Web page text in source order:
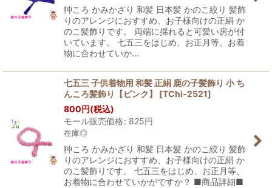
狆ころ かみかざり 和髪 日本髪 かのこ絞り 髪飾
りのアレンジにおすすめ、お子様向けの正絹 か
のこ髪飾りです。 両端に揺れると可愛い房が付
いています。 七五三をはじめ、お正月等、お着
物に合わせていか…
七五三 子供着物用 和髪 正絹 鹿の子髪飾り 小 ち
んころ髪飾り【ピンク】
[TChi-2521]
800円(税込)
モール販売価格: 825円
在庫◎
狆ころ かみかざり 和髪 日本髪 かのこ絞り 髪飾
りのアレンジにおすすめ、お子様向けの正絹 か
のこ髪飾りです。 七五三をはじめ、お正月等、
お着物に合わせていかがですか？ ■商品詳細■